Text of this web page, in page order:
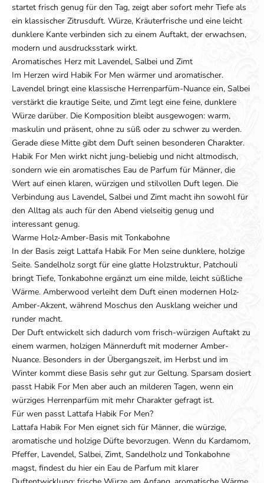
startet frisch genug für den Tag, zeigt aber sofort mehr Tiefe als
ein klassischer Zitrusduft. Würze, Kräuterfrische und eine leicht
dunklere Kante verbinden sich zu einem Auftakt, der erwachsen,
modern und ausdrucksstark wirkt.
Aromatisches Herz mit Lavendel, Salbei und Zimt
Im Herzen wird Habik For Men wärmer und aromatischer.
Lavendel bringt eine klassische Herrenparfüm-Nuance ein, Salbei
verstärkt die krautige Seite, und Zimt legt eine feine, dunklere
Würze darüber. Die Komposition bleibt ausgewogen: warm,
maskulin und präsent, ohne zu süß oder zu schwer zu werden.
Gerade diese Mitte gibt dem Duft seinen besonderen Charakter.
Habik For Men wirkt nicht jung-beliebig und nicht altmodisch,
sondern wie ein aromatisches Eau de Parfum für Männer, die
Wert auf einen klaren, würzigen und stilvollen Duft legen. Die
Verbindung aus Lavendel, Salbei und Zimt macht ihn sowohl für
den Alltag als auch für den Abend vielseitig genug und
interessant genug.
Warme Holz-Amber-Basis mit Tonkabohne
In der Basis zeigt Lattafa Habik For Men seine dunklere, holzige
Seite. Sandelholz sorgt für eine glatte Holzstruktur, Patchouli
bringt Tiefe, Tonkabohne ergänzt um eine milde, leicht süßliche
Wärme. Amberwood verleiht dem Duft einen modernen Holz-
Amber-Akzent, während Moschus den Ausklang weicher und
runder macht.
Der Duft entwickelt sich dadurch vom frisch-würzigen Auftakt zu
einem warmen, holzigen Männerduft mit moderner Amber-
Nuance. Besonders in der Übergangszeit, im Herbst und im
Winter kommt diese Basis sehr gut zur Geltung. Sparsam dosiert
passt Habik For Men aber auch an milderen Tagen, wenn ein
würziges Herrenparfüm mit mehr Charakter gefragt ist.
Für wen passt Lattafa Habik For Men?
Lattafa Habik For Men eignet sich für Männer, die würzige,
aromatische und holzige Düfte bevorzugen. Wenn du Kardamom,
Pfeffer, Lavendel, Salbei, Zimt, Sandelholz und Tonkabohne
magst, findest du hier ein Eau de Parfum mit klarer